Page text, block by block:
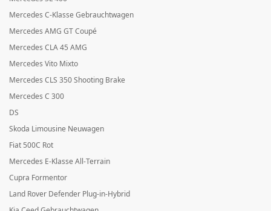
Mercedes C-Klasse Gebrauchtwagen
Mercedes AMG GT Coupé
Mercedes CLA 45 AMG
Mercedes Vito Mixto
Mercedes CLS 350 Shooting Brake
Mercedes C 300
DS
Skoda Limousine Neuwagen
Fiat 500C Rot
Mercedes E-Klasse All-Terrain
Cupra Formentor
Land Rover Defender Plug-in-Hybrid